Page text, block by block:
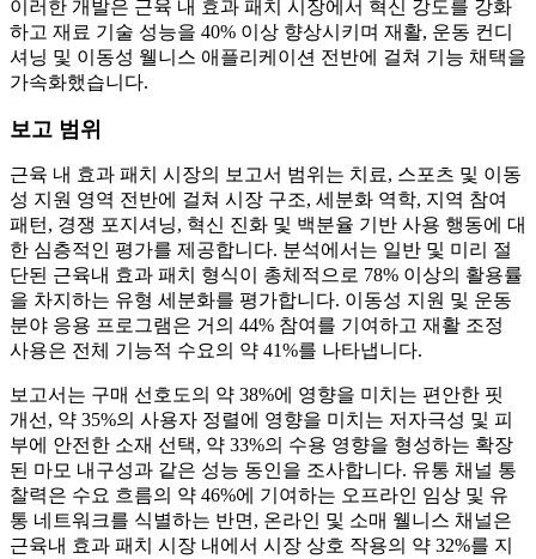
이러한 개발은 근육 내 효과 패치 시장에서 혁신 강도를 강화
하고 재료 기술 성능을 40% 이상 향상시키며 재활, 운동 컨디
셔닝 및 이동성 웰니스 애플리케이션 전반에 걸쳐 기능 채택을
가속화했습니다.
보고 범위
근육 내 효과 패치 시장의 보고서 범위는 치료, 스포츠 및 이동
성 지원 영역 전반에 걸쳐 시장 구조, 세분화 역학, 지역 참여
패턴, 경쟁 포지셔닝, 혁신 진화 및 백분율 기반 사용 행동에 대
한 심층적인 평가를 제공합니다. 분석에서는 일반 및 미리 절
단된 근육내 효과 패치 형식이 총체적으로 78% 이상의 활용률
을 차지하는 유형 세분화를 평가합니다. 이동성 지원 및 운동
분야 응용 프로그램은 거의 44% 참여를 기여하고 재활 조정
사용은 전체 기능적 수요의 약 41%를 나타냅니다.
보고서는 구매 선호도의 약 38%에 영향을 미치는 편안한 핏
개선, 약 35%의 사용자 정렬에 영향을 미치는 저자극성 및 피
부에 안전한 소재 선택, 약 33%의 수용 영향을 형성하는 확장
된 마모 내구성과 같은 성능 동인을 조사합니다. 유통 채널 통
찰력은 수요 흐름의 약 46%에 기여하는 오프라인 임상 및 유
통 네트워크를 식별하는 반면, 온라인 및 소매 웰니스 채널은
근육내 효과 패치 시장 내에서 시장 상호 작용의 약 32%를 지